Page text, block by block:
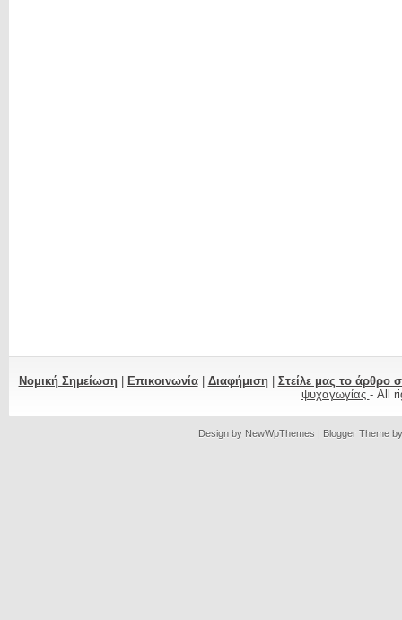
Νομική Σημείωση| Επικοινωνία| Διαφήμιση| Στείλε μας το άρθρο
ψυχαγωγίας - All
Design by NewWpThemes | Blogger Theme